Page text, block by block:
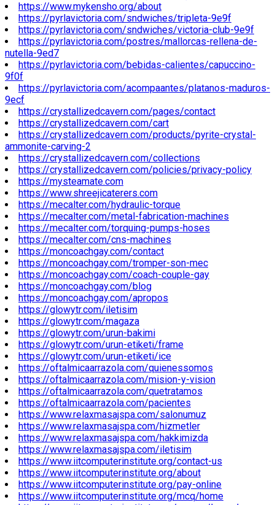
https://www.mykensho.org/about
https://pyrlavictoria.com/sndwiches/tripleta-9e9f
https://pyrlavictoria.com/sndwiches/victoria-club-9e9f
https://pyrlavictoria.com/postres/mallorcas-rellena-de-
nutella-9ed7
https://pyrlavictoria.com/bebidas-calientes/capuccino-
9f0f
https://pyrlavictoria.com/acompaantes/platanos-maduros-
9ecf
https://crystallizedcavern.com/pages/contact
https://crystallizedcavern.com/cart
https://crystallizedcavern.com/products/pyrite-crystal-
ammonite-carving-2
https://crystallizedcavern.com/collections
https://crystallizedcavern.com/policies/privacy-policy
https://mysteamate.com
https://www.shreejicaterers.com
https://mecalter.com/hydraulic-torque
https://mecalter.com/metal-fabrication-machines
https://mecalter.com/torquing-pumps-hoses
https://mecalter.com/cns-machines
https://moncoachgay.com/contact
https://moncoachgay.com/tromper-son-mec
https://moncoachgay.com/coach-couple-gay
https://moncoachgay.com/blog
https://moncoachgay.com/apropos
https://glowytr.com/iletisim
https://glowytr.com/magaza
https://glowytr.com/urun-bakimi
https://glowytr.com/urun-etiketi/frame
https://glowytr.com/urun-etiketi/ice
https://oftalmicaarrazola.com/quienessomos
https://oftalmicaarrazola.com/mision-y-vision
https://oftalmicaarrazola.com/quetratamos
https://oftalmicaarrazola.com/pacientes
https://www.relaxmasajspa.com/salonumuz
https://www.relaxmasajspa.com/hizmetler
https://www.relaxmasajspa.com/hakkimizda
https://www.relaxmasajspa.com/iletisim
https://www.iitcomputerinstitute.org/contact-us
https://www.iitcomputerinstitute.org/about
https://www.iitcomputerinstitute.org/pay-online
https://www.iitcomputerinstitute.org/mcq/home